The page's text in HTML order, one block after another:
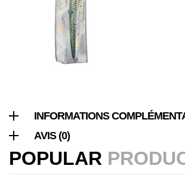
INFORMATIONS
AVIS (0)
POPULAR
Foureau Kalli Kunnan Funda 1.70m
Expanded
Bagagerie, Surfcasting
د.ت378,000
Volant 3 Branches Inox T26S/35
Accastillage bateau
د.ت367,000